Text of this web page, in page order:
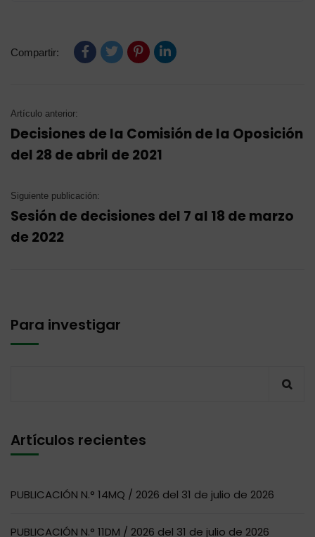
Compartir:
Artículo anterior:
Decisiones de la Comisión de la Oposición
del 28 de abril de 2021
Siguiente publicación:
Sesión de decisiones del 7 al 18 de marzo
de 2022
Para investigar
Artículos recientes
PUBLICACIÓN N.° 14MQ / 2026 del 31 de julio de 2026
PUBLICACIÓN N.° 11DM / 2026 del 31 de julio de 2026